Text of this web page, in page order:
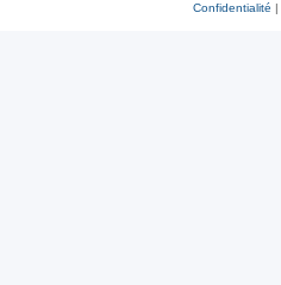
Confidentialité |